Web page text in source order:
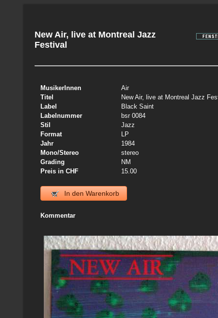
New Air, live at Montreal Jazz
Festival
MusikerInnen
Air
Titel
New Air, live at Montreal Jazz
Label
Black Saint
Labelnummer
bsr 0084
Stil
Jazz
Format
LP
Jahr
1984
Mono/Stereo
stereo
Grading
NM
Preis in CHF
15.00
In den Warenkorb
Kommentar